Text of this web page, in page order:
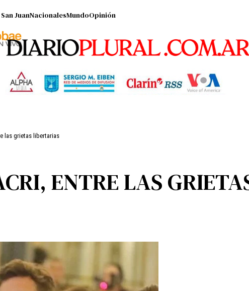
San JuanNacionalesMundoOpinión
las grietas libertarias
ENTRE LAS